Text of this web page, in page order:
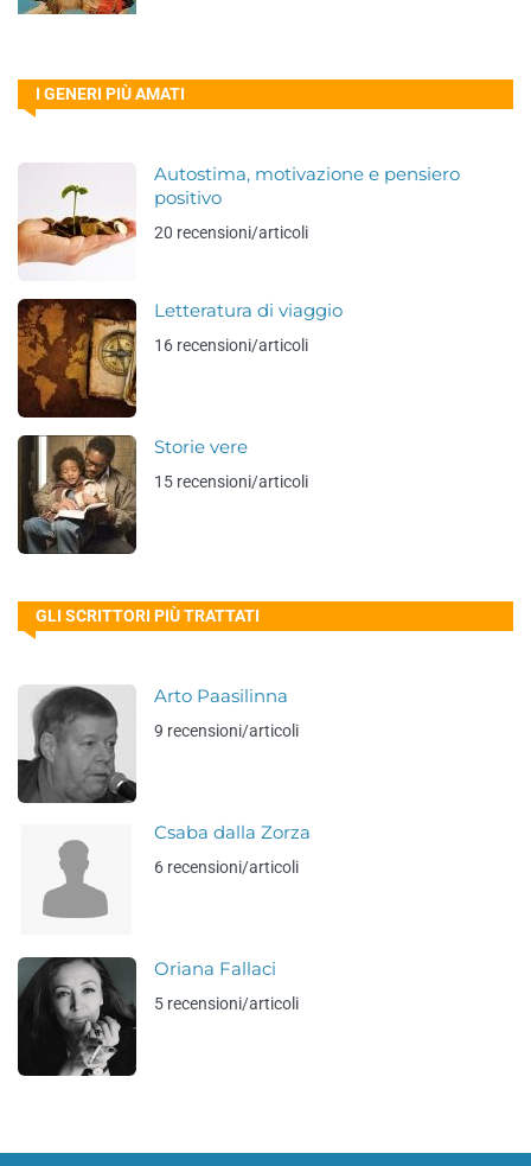
I GENERI PIÙ AMATI
Autostima, motivazione e pensiero
positivo
20 recensioni/articoli
Letteratura di viaggio
16 recensioni/articoli
Storie vere
15 recensioni/articoli
GLI SCRITTORI PIÙ TRATTATI
Arto Paasilinna
9 recensioni/articoli
Csaba dalla Zorza
6 recensioni/articoli
Oriana Fallaci
5 recensioni/articoli